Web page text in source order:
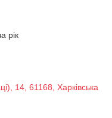
рік
14, 61168, Харківська